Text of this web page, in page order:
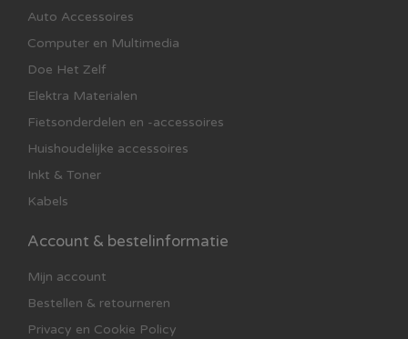
Auto Accessoires
Computer en Multimedia
Doe Het Zelf
Elektra Materialen
Fietsonderdelen en -accessoires
Huishoudelijke accessoires
Inkt & Toner
Kabels
Account & bestelinformatie
Mijn account
Bestellen & retourneren
Privacy en Cookie Policy